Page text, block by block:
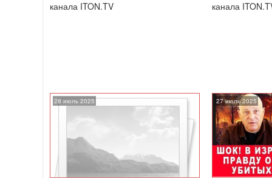
канала ITON.TV
канала
28 июль 2025 27 июль 2025